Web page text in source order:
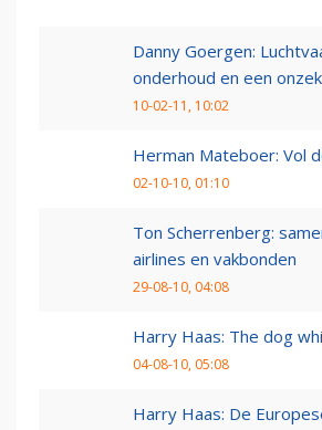
Danny Goergen:
onderhoud en een
10-02-11, 10:02
Herman Mateboer: Vol
02-10-10, 01:10
Ton Scherrenberg:
airlines en vakbonden
29-08-10, 04:08
Harry Haas: The dog
04-08-10, 05:08
Harry Haas: De